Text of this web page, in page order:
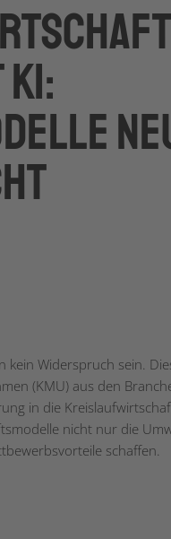
kein Widerspruch sein.
(KMU) aus den
in die
nicht nur die
schaffen.